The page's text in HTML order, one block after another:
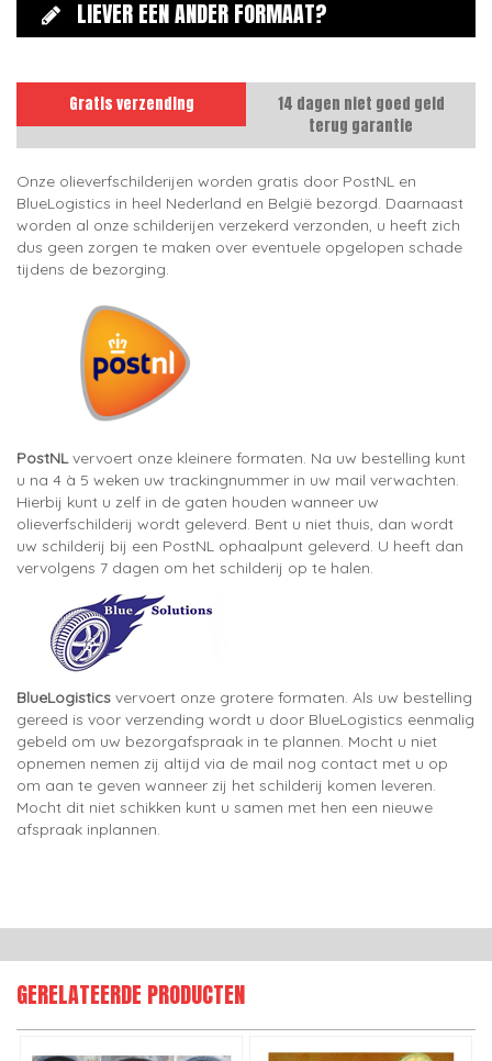
LIEVER EEN ANDER FORMAAT?
Gratis verzending
14 dagen niet goed geld
terug garantie
Onze olieverfschilderijen worden gratis door PostNL en
BlueLogistics in heel Nederland en België bezorgd. Daarnaast
worden al onze schilderijen verzekerd verzonden, u heeft zich
dus geen zorgen te maken over eventuele opgelopen schade
tijdens de bezorging.
PostNLvervoert onze kleinere formaten. Na uw bestelling kunt
u na 4 à 5 weken uw trackingnummer in uw mail verwachten.
Hierbij kunt u zelf in de gaten houden wanneer uw
olieverfschilderij wordt geleverd. Bent u niet thuis, dan wordt
uw schilderij bij een PostNL ophaalpunt geleverd. U heeft dan
vervolgens 7 dagen om het schilderij op te halen.
BlueLogistics vervoert onze grotere formaten. Als uw bestelling
gereed is voor verzending wordt u door BlueLogistics eenmalig
gebeld om uw bezorgafspraak in te plannen. Mocht u niet
opnemen nemen zij altijd via de mail nog contact met u op
om aan te geven wanneer zij het schilderij komen leveren.
Mocht dit niet schikken kunt u samen met hen een nieuwe
afspraak inplannen.
GERELATEERDE PRODUCTEN